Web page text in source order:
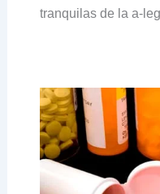
tranquilas de la a-